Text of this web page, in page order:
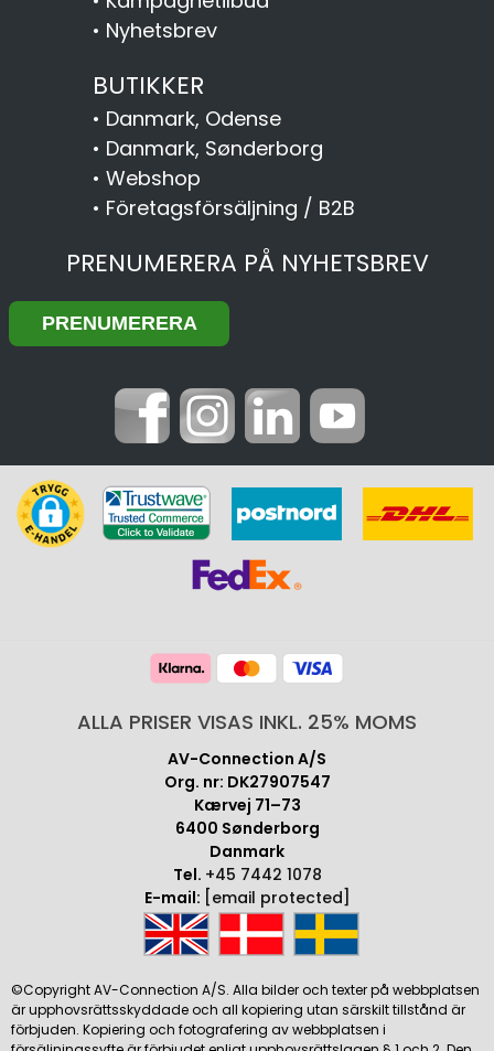
• Nyhetsbrev
BUTIKKER
• Danmark, Odense
• Danmark, Sønderborg
• Webshop
• Företagsförsäljning / B2B
PRENUMERERA PÅ NYHETSBREV
ALLA PRISER VISAS INKL. 25% MOMS
AV-Connection A/S
Org. nr: DK27907547
Kærvej 71–73
6400 Sønderborg
Danmark
Tel. +45 7442 1078
E-mail: [email protected]
©Copyright AV-Connection A/S. Alla bilder och texter på webbplatsen
är upphovsrättsskyddade och all kopiering utan särskilt tillstånd är
förbjuden. Kopiering och fotografering av webbplatsen i